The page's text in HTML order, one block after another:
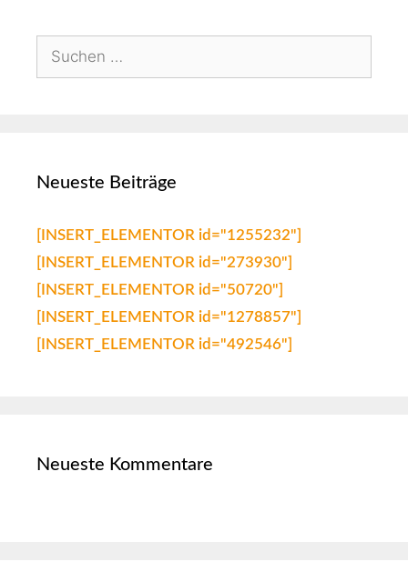
Neueste Beiträge
[INSERT_ELEMENTOR id="1255232"]
[INSERT_ELEMENTOR id="273930"]
[INSERT_ELEMENTOR id="50720"]
[INSERT_ELEMENTOR id="1278857"]
[INSERT_ELEMENTOR id="492546"]
Neueste Kommentare